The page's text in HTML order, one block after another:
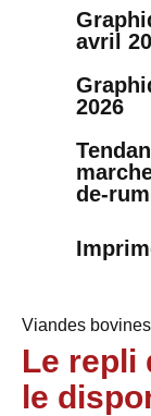
avril
2026
de-
Viandes
Le repli
le